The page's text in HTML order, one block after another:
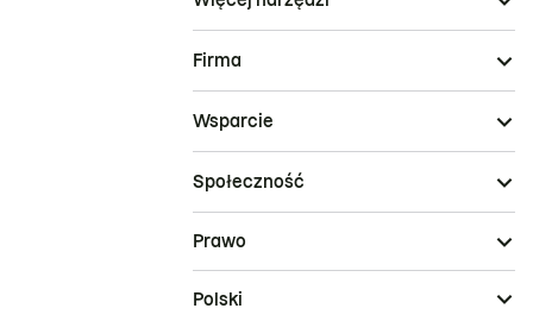
Firma
Wsparcie
Społeczność
Prawo
Polski